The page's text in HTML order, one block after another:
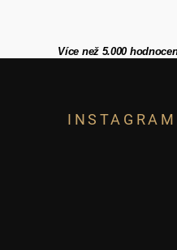
Více než 5.000
INSTAGRAM